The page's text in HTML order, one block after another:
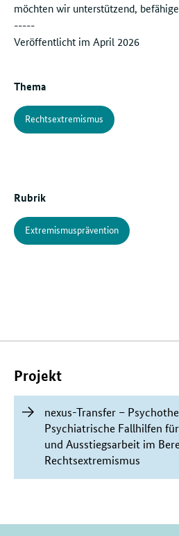
möchten wir unterstützend,
-----
Veröffentlicht im April 2026
Thema
Rechtsextremismus
Rubrik
Extremismusprävention
Projekt
nexus-Transfer –
Psychiatrische Fallhilfen
und Ausstiegsarbeit im
Rechtsextremismus